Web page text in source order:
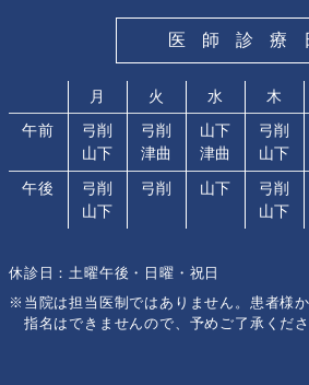
医師診療
月 火 水 木
午前
弓削
山下
弓削
津曲
山下
津曲
弓削
山下
午後
弓削
山下
弓削 山下
弓削
山下
休診日：土曜午後・日曜・祝日
※当院は担当医制ではありません。患者様
指名はできませんので、予めご了承くださ